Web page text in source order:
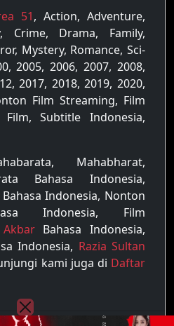
51, Action, Adventure,
Crime, Drama, Family,
Mystery, Romance, Sci-
2005, 2006, 2007, 2008,
2017, 2018, 2019, 2020,
Film Streaming, Film
Subtitle Indonesia,
Mahabharat,
Bahasa Indonesia,
Indonesia, Nonton
Indonesia, Film
Bahasa Indonesia,
Indonesia, Razia Sultan
kami juga di Daftar